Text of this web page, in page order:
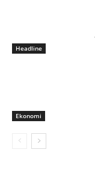
Headline
Ekonomi